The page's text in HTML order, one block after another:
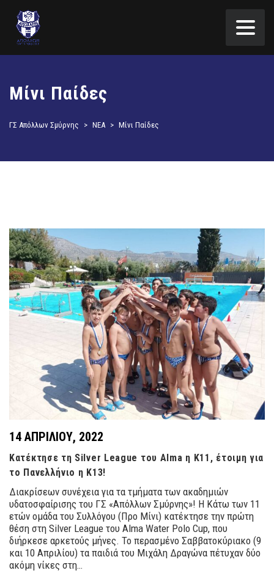
Μίνι Παίδες
ΓΣ Απόλλων Σμύρνης > ΝΕΑ > Μίνι Παίδες
14 ΑΠΡΙΛΊΟΥ, 2022
Κατέκτησε τη Silver League του Alma η Κ11, έτοιμη για
το Πανελλήνιο η Κ13!
Διακρίσεων συνέχεια για τα τμήματα των ακαδημιών
υδατοσφαίρισης του ΓΣ «Απόλλων Σμύρνης»! Η Κάτω των 11
ετών ομάδα του Συλλόγου (Προ Μίνι) κατέκτησε την πρώτη
θέση στη Silver League του Alma Water Polo Cup, που
διήρκεσε αρκετούς μήνες. Το περασμένο Σαββατοκύριακο (9
και 10 Απριλίου) τα παιδιά του Μιχάλη Δραγώνα πέτυχαν δύο
ακόμη νίκες στη…